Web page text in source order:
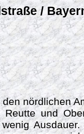
/
nördlichen
und